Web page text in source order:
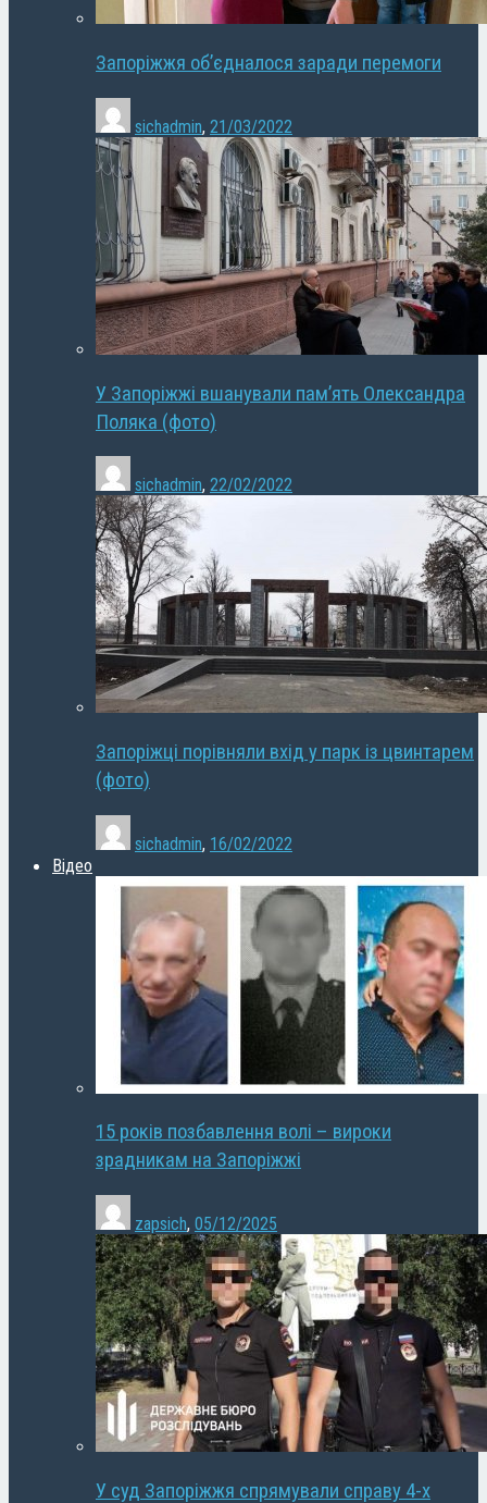
Запоріжжя об’єдналося заради перемоги
sichadmin, 21/03/2022
У Запоріжжі вшанували пам’ять Олександра
Поляка (фото)
sichadmin, 22/02/2022
Запоріжці порівняли вхід у парк із цвинтарем
(фото)
sichadmin, 16/02/2022
Відео
15 років позбавлення волі – вироки
зрадникам на Запоріжжі
zapsich, 05/12/2025
У суд Запоріжжя спрямували справу 4-х